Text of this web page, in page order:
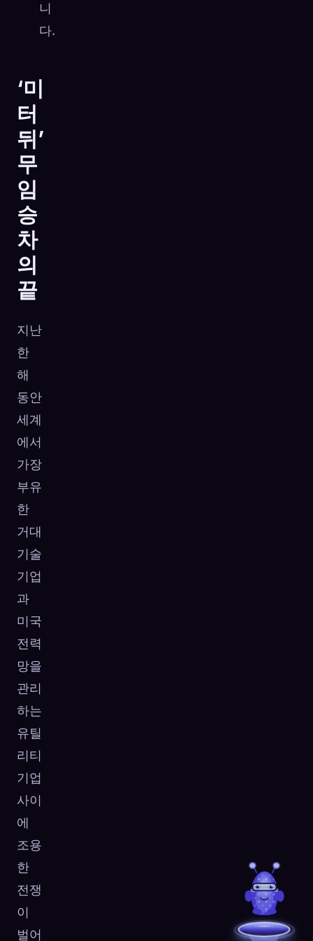
니
다.
‘미
터
뒤’
무
임
승
차
의
끝
지난
한
해
동안
세계
에서
가장
부유
한
거대
기술
기업
과
미국
전력
망을
관리
하는
유틸
리티
기업
사이
에
조용
한
전쟁
이
벌어